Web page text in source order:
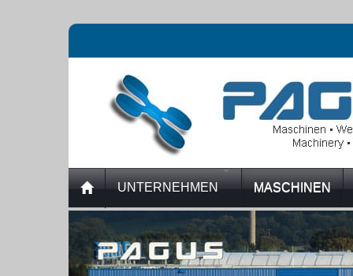
UNTERNEHMEN MASCHINEN